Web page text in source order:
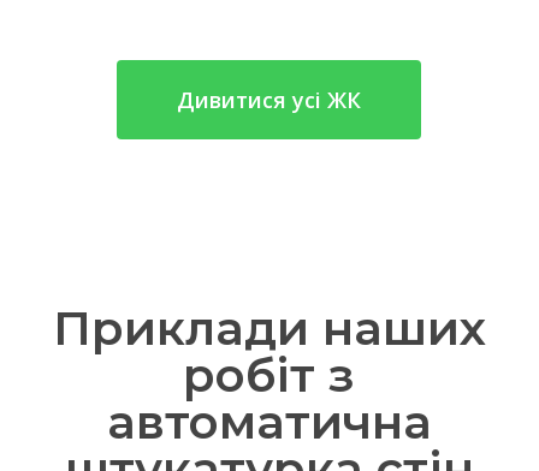
Дивитися усі ЖК
Приклади наших
робіт з
автоматична